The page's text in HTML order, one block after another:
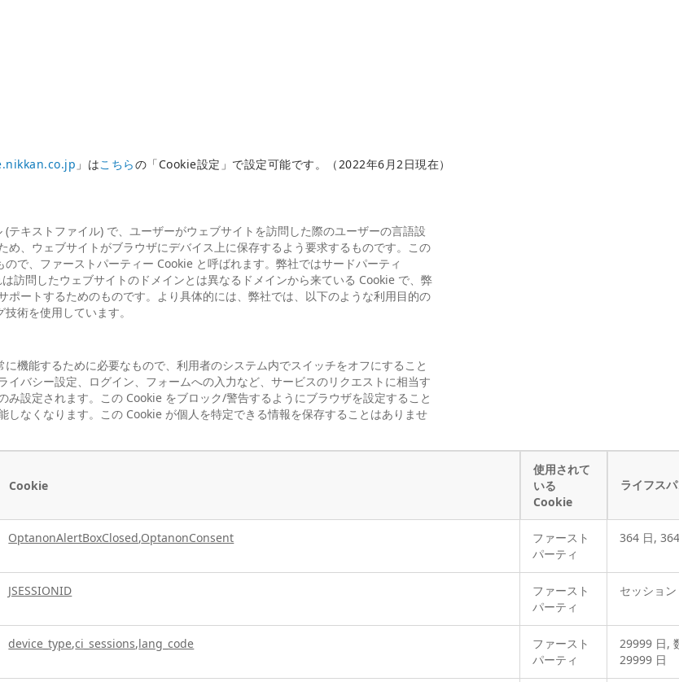
」はこちらの「Cookie設定」で設定可能です。（2022年6月2日現在）
テキストファイル) で、ユーザーがウェブサイトを訪問した際のユーザーの言語設
め、ウェブサイトがブラウザにデバイス上に保存するよう要求するものです。この
で、ファーストパーティー Cookie と呼ばれます。弊社ではサードパーティ
訪問したウェブサイトのドメインとは異なるドメインから来ている Cookie で、弊
ポートするためのものです。より具体的には、弊社では、以下のような利用目的の
術を使用しています。
機能するために必要なもので、利用者のシステム内でスイッチをオフにすること
イバシー設定、ログイン、フォームへの入力など、サービスのリクエストに相当す
み設定されます。この Cookie をブロック/警告するようにブラウザを設定すること
しなくなります。この Cookie が個人を特定できる情報を保存することはありませ
Cookie
使用されて
いる
Cookie
ライフス
OptanonAlertBoxClosed,OptanonConsent
ファースト
パーティ
364 日,
JSESSIONID
ファースト
パーティ
セッション
device_type,ci_sessions,lang_code
ファースト
パーティ
29999 日,
29999 日